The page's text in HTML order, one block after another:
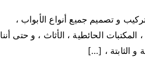
و تصميم جميع أنواع الأبواب ،
الحائطية ، الأثاث ، و حتى أننا
و الثابتة ، […]